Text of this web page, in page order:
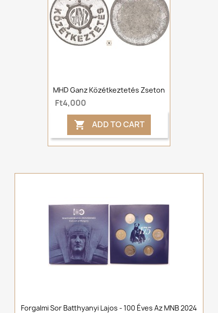
MHD Ganz Közétkeztetés Zseton
Ft4,000
 ADD TO CART
Forgalmi Sor Batthyanyi Lajos - 100 Éves Az MNB 2024